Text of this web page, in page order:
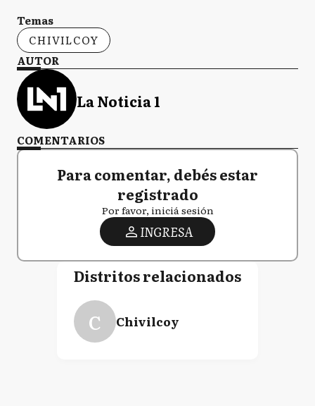
Temas
CHIVILCOY
AUTOR
La Noticia 1
COMENTARIOS
Para comentar, debés estar
registrado
Por favor, iniciá sesión
INGRESA
Distritos relacionados
C Chivilcoy